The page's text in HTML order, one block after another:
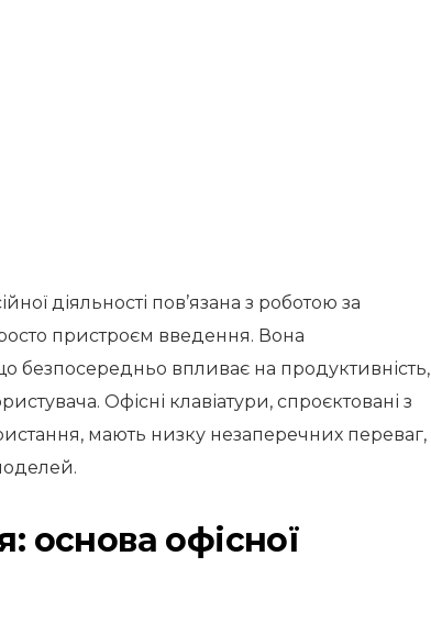
діяльності пов’язана з роботою за
пристроєм введення. Вона
безпосередньо впливає на продуктивність,
Офісні клавіатури, спроєктовані з
мають низку незаперечних переваг,
основа офісної